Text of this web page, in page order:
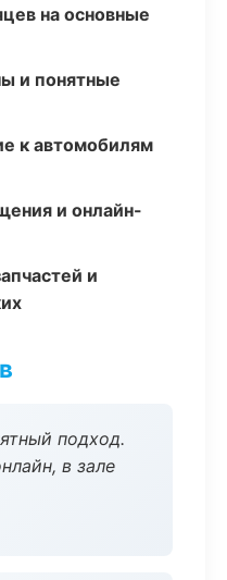
на основные
и понятные
к автомобилям
и онлайн-
и
подход.
в зале